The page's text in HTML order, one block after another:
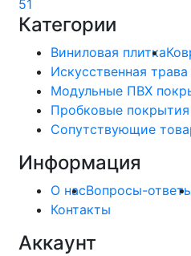
51
Категории
Виниловая плитка
Искусственная трава
Модульные ПВХ
Пробковые покрытия
Сопутствующие
Информация
О насВопросы-
Контакты
Аккаунт